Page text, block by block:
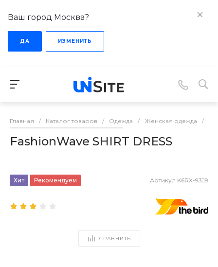
Ваш город Москва?
ДА ИЗМЕНИТЬ
Главная / Каталог товаров / Одежда / Женская одежда /
FashionWave SHIRT DRESS
Хит Рекомендуем Артикул K6RX-93J9
СРАВНИТЬ